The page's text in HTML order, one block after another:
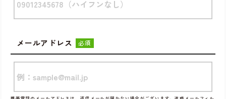
メールアドレス 必須